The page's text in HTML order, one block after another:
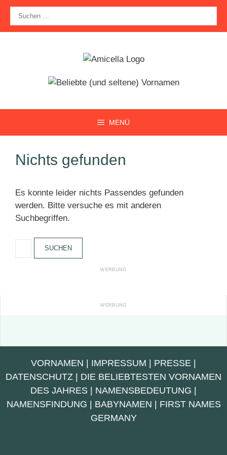
Zum
Inhalt
springen
nach:
MENÜ
Nichts gefunden
Es konnte leider nichts Passendes gefunden
werden. Bitte versuche es mit anderen
Suchbegriffen.
nach:
VORNAMEN | IMPRESSUM | PRESSE |
DATENSCHUTZ | DIE BELIEBTESTEN VORNAMEN
DES JAHRES | NAMENSBEDEUTUNG |
NAMENSFINDUNG | BABYNAMEN | FIRST NAMES
GERMANY